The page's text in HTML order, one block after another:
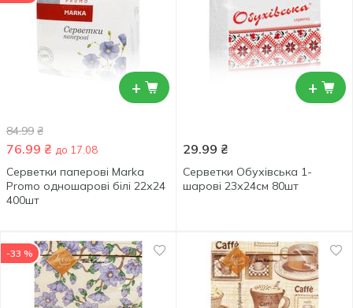
+
84.99 ₴
76.99 ₴ до 17.08
Серветки паперові Marka
Promo одношарові білі 22х24
400шт
+
29.99 ₴
Серветки Обухівська 1-
шарові 23х24см 80шт
-33 %